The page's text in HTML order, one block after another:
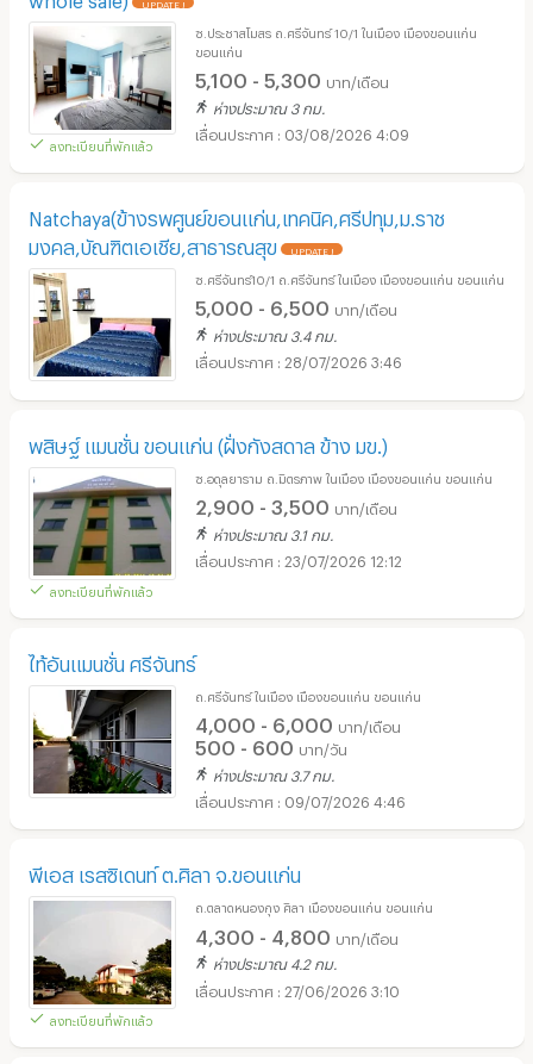
UPDATE !
ลงทะเบียนที่พักแล้ว
ซ.ประชาสโมสร ถ.ศรีจันทร์ 10/1 ในเมือง เมืองขอนแก่น
ขอนแก่น
5,100 - 5,300 บาท/เดือน
ห่างประมาณ 3 กม.
03/08/2026 4:09
Natchaya(ข้างรพศูนย์ขอนแก่น,เทคนิค,ศรีปทุม,ม.ราช
มงคล,บัณฑิตเอเชีย,สาธารณสุข
UPDATE !
ซ.ศรีจันทร์10/1 ถ.ศรีจันทร์ ในเมือง เมืองขอนแก่น ขอนแก่น
5,000 - 6,500 บาท/เดือน
ห่างประมาณ 3.4 กม.
28/07/2026 3:46
พสิษฐ์ แมนชั่น ขอนแก่น (ฝั่งกังสดาล ข้าง มข.)
ลงทะเบียนที่พักแล้ว
ซ.อดุลยาราม ถ.มิตรภาพ ในเมือง เมืองขอนแก่น ขอนแก่น
2,900 - 3,500 บาท/เดือน
ห่างประมาณ 3.1 กม.
23/07/2026 12:12
ไท้อันแมนชั่น ศรีจันทร์
ถ.ศรีจันทร์ ในเมือง เมืองขอนแก่น ขอนแก่น
4,000 - 6,000 บาท/เดือน
500 - 600 บาท/วัน
ห่างประมาณ 3.7 กม.
09/07/2026 4:46
พีเอส เรสซิเดนท์ ต.ศิลา จ.ขอนแก่น
ลงทะเบียนที่พักแล้ว
ถ.ตลาดหนองกุง ศิลา เมืองขอนแก่น ขอนแก่น
4,300 - 4,800 บาท/เดือน
ห่างประมาณ 4.2 กม.
27/06/2026 3:10